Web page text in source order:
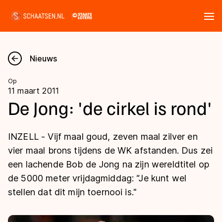
Nieuws
Kalender
Marathon
Langebaan
Uitslagen
Langebaan
Marathon
Tijden & historie
Ranglijsten Langebaan
Nieuws
Op
11 maart 2011
De Jong: 'de cirkel is rond'
INZELL - Vijf maal goud, zeven maal zilver en
vier maal brons tijdens de WK afstanden. Dus zei
een lachende Bob de Jong na zijn wereldtitel op
de 5000 meter vrijdagmiddag: “Je kunt wel
stellen dat dit mijn toernooi is."